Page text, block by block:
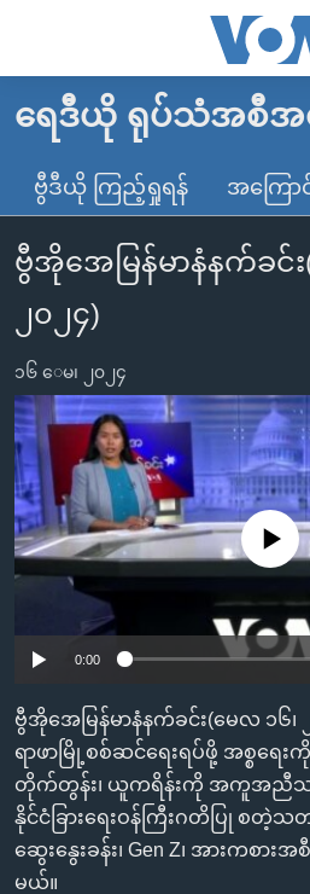
လွယ်ကူ
သည့်
Link
များ
ပင်မ
သို့
ကျော်
ကြည့်
ရန်
ပင်မ
အ
ညွန်း
ကြည့်
ရန်
ရှာဖွေ
ရန်
နေရာ
သို့
မူလစာမျက်နှာ
မြန်မာ
ကမ္ဘာ့သတင်းများ
နိုင်ငံတကာ
အမေရိကန်
အစ္စရေး-ပါလက်စတိုင်း
ဗွီဒီယို
သတင်းလွတ်လပ်ခွင့်
ရပ်ဝန်းတခု လမ်းတခု အလွန်
အင်္ဂလိပ်စာလေ့လာမယ်
အမေရိကန်သုံးအီဒီယံ
မကြေးမုံရဲ့ အင်္ဂလိပ်စာ
ရုပ်ရှင်ထဲက အင်္ဂလိပ်စာ
သုတပဒေသာ အင်္ဂလိပ်စာ
အပတ်စဉ်ကဏ္ဍများ
ရေဒီယို
တီဗွီ
ရေဒီယိုနှင့်ရုပ်သံ အချက်အလက်မျာ
ရေဒီယို/တီဗွီအစီအစဉ်
Learning English
ဗွီအိုအေ လူမှုကွန်ယက်များ
ဘာသာစကားများ
ရေဒီယို ရုပ်သံအစီအ
ဗွီဒီယို ကြည့်ရှုရန် အကြော
ဗွီအိုအေမြန်မာနံနက်ခင်
၂၀၂၄)
၁၆ ေမ၊ ၂၀၂၄
No media source
0:00
ဗွီအိုအေမြန်မာနံနက်ခင်း(မေလ ၁၆၊
ရာဖာမြို့စစ်ဆင်ရေးရပ်ဖို့ အစ္စရေးကို
တိုက်တွန်း၊ ယူကရိန်းကို အကူအညီသစ်
နိုင်ငံခြားရေးဝန်ကြီးဂတိပြု စတဲ့
ဆွေးနွေးခန်း၊ Gen Z၊ အားကစာ
မယ်။